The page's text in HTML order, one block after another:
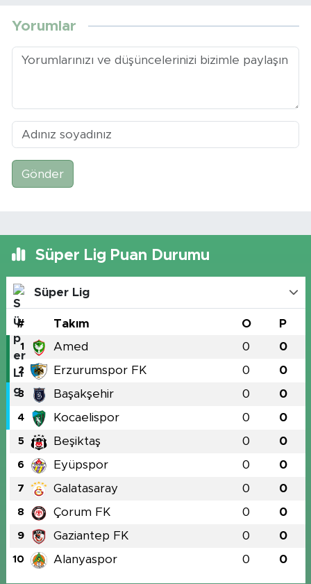
Yorumlar
Gönder
Süper Lig Puan Durumu
Süper Lig
# Takım O P
1 Amed 0 0
2 Erzurumspor FK 0 0
3 Başakşehir 0 0
4 Kocaelispor 0 0
5 Beşiktaş 0 0
6 Eyüpspor 0 0
7 Galatasaray 0 0
8 Çorum FK 0 0
9 Gaziantep FK 0 0
10 Alanyaspor 0 0